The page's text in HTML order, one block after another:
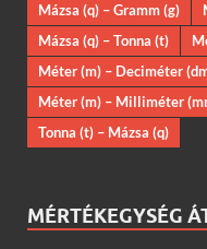
Mázsa (q) – Gramm (g)
Mázsa (q) – Tonna (t)
Méter (m) – Deciméter
Méter (m) – Milliméter
Tonna (t) – Mázsa (q)
MÉRTÉKEGYSÉG